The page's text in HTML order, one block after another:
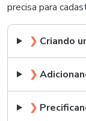
precisa para
❯ Criando
❯
❯